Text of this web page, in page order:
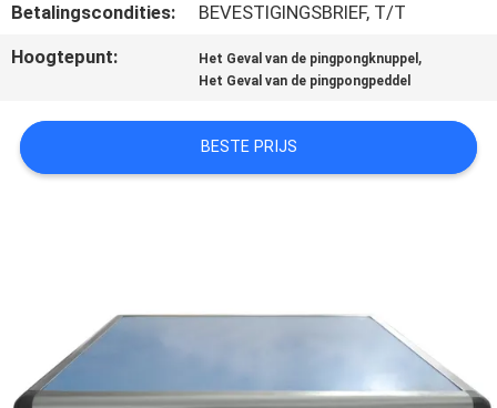
VRAAG
EEN
SITEMAP
Betalingscondities:
BEVESTIGINGSBRIEF, T/T
Hoogtepunt:
Het Geval van de pingpongknuppel ,
Het Geval van de pingpongpeddel
BESTE PRIJS